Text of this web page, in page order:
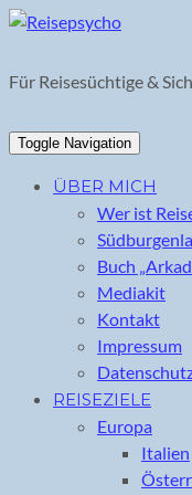
Skip
content
Für Reisesüchtige &
Toggle Navigation
ÜBER MICH
Wer ist
Buch
Mediakit
Kontakt
Impressum
REISEZIELE
Europa
Italien